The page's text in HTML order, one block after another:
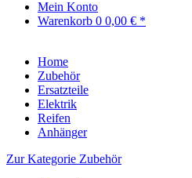
Mein Konto
Warenkorb 0 0,00 € *
Home
Zubehör
Ersatzteile
Elektrik
Reifen
Anhänger
Zur Kategorie Zubehör